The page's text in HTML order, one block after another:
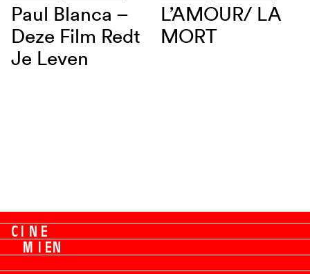
Paul Blanca –
Deze Film Redt
Je Leven
L’AMOUR/ LA
MORT
C I N E
M I EN